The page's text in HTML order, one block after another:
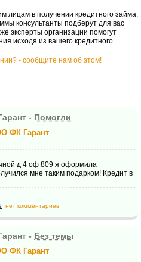
лицам в получении кредитного займа.
консультанты подберут для вас
эксперты организации помогут
исходя из вашего кредитного
- сообщите нам об этом!
- Помогли
ФК Гарант
д 4 оф 809 я оформила
мне таким подарком! Кредит в
нет комментариев
- Без темы
ФК Гарант